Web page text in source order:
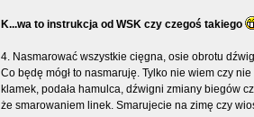
K...wa to instrukcja od WSK czy czegoś takiego
4. Nasmarować wszystkie cięgna, osie obrotu
Co będę mógł to nasmaruję. Tylko nie wiem czy
klamek, podała hamulca, dźwigni zmiany biegów
że smarowaniem linek. Smarujecie na zimę czy